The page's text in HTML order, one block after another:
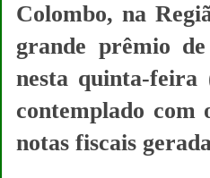
Colombo, na
grande prêmio
nesta quinta-
contemplado com
notas fiscais